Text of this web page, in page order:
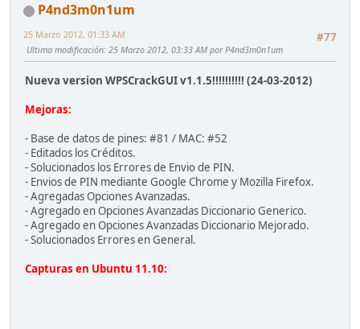
P4nd3m0n1um
#77
25 Marzo 2012, 01:33 AM
Ultima modificación: 25 Marzo 2012, 03:33 AM por P4nd3m0n1um
Nueva version WPSCrackGUI v1.1.5!!!!!!!!!! (24-03-2012)
Mejoras:
- Base de datos de pines: #81 / MAC: #52
- Editados los Créditos.
- Solucionados los Errores de Envio de PIN.
- Envios de PIN mediante Google Chrome y Mozilla Firefox.
- Agregadas Opciones Avanzadas.
- Agregado en Opciones Avanzadas Diccionario Generico.
- Agregado en Opciones Avanzadas Diccionario Mejorado.
- Solucionados Errores en General.
Capturas en Ubuntu 11.10: